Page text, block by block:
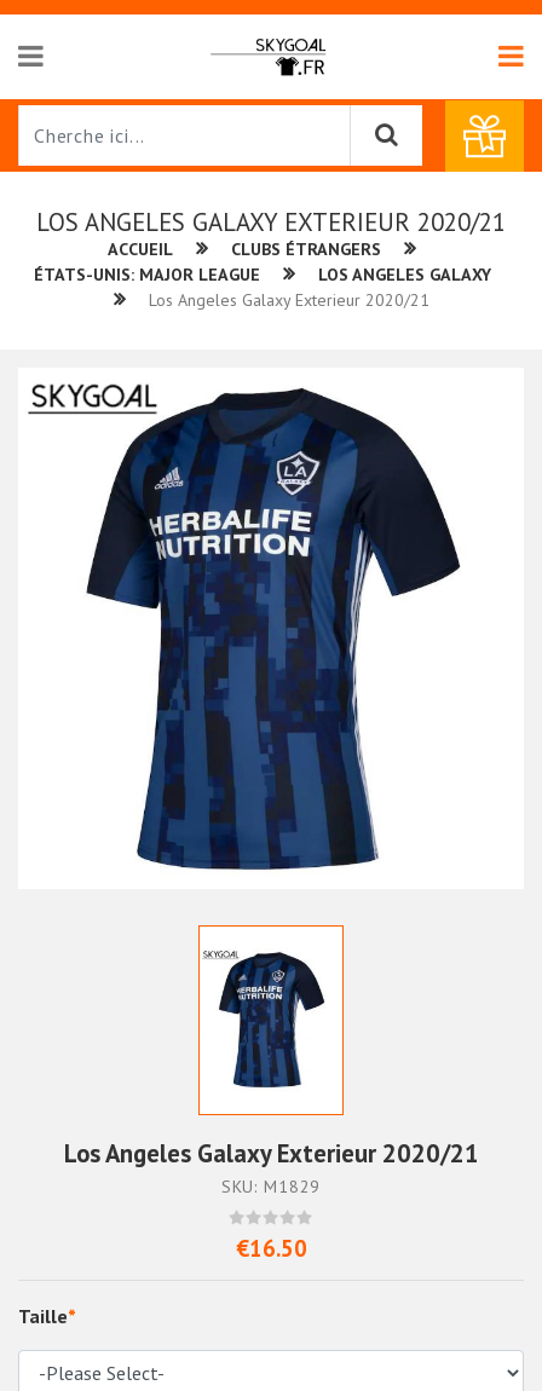
LOS ANGELES GALAXY EXTERIEUR 2020/21
ACCUEIL
CLUBS ÉTRANGERS
ÉTATS-UNIS: MAJOR LEAGUE
LOS ANGELES GALAXY
Los Angeles Galaxy Exterieur 2020/21
Los Angeles Galaxy Exterieur 2020/21
SKU: M1829
€16.50
Taille*